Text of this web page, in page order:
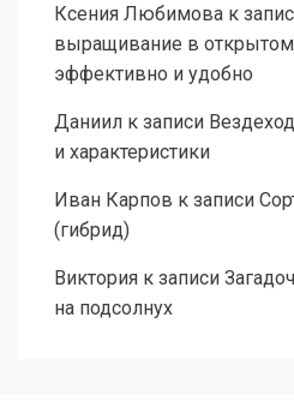
Ксения Любимова к
выращивание в открытом
эффективно и удобно
Даниил к записи
и характеристики
Иван Карпов к записи
(гибрид)
Виктория к записи
на подсолнух